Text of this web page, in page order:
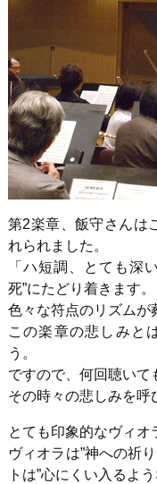
第2楽章、飯守さんは
れられました。
「ハ短調、とても深
死”にたどり着きます。
色々な符点のリズムが
この楽章の悲しみと
う。
ですので、何回聴いて
その時々の悲しみを呼
とても印象的なヴィオ
ヴィオラは”神への祈
トは”心にくい入るよ